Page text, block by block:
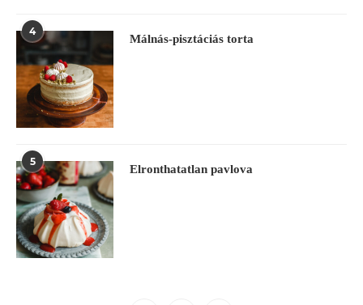
4
Málnás-pisztáciás torta
5
Elronthatatlan pavlova